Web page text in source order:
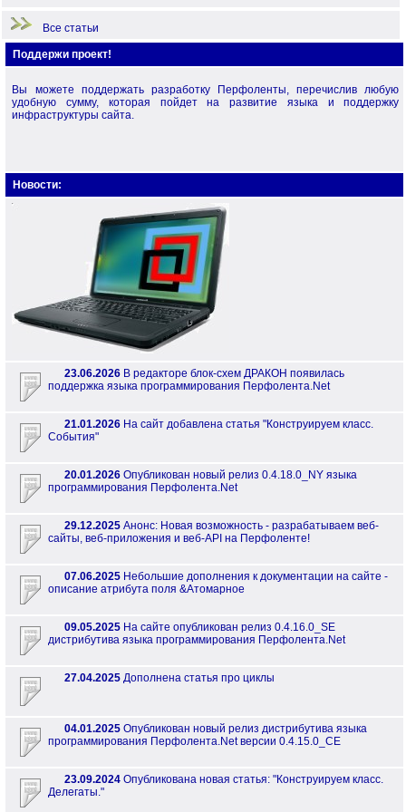
Все статьи
Поддержи проект!
Вы можете поддержать разработку Перфоленты, перечислив любую
удобную сумму, которая пойдет на развитие языка и поддержку
инфраструктуры сайта.
Новости:
23.06.2026 В редакторе блок-схем ДРАКОН появилась
поддержка языка программирования Перфолента.Net
21.01.2026 На сайт добавлена статья "Конструируем класс.
События"
20.01.2026 Опубликован новый релиз 0.4.18.0_NY языка
программирования Перфолента.Net
29.12.2025 Анонс: Новая возможность - разрабатываем веб-
сайты, веб-приложения и веб-API на Перфоленте!
07.06.2025 Небольшие дополнения к документации на сайте -
описание атрибута поля &Атомарное
09.05.2025 На сайте опубликован релиз 0.4.16.0_SE
дистрибутива языка программирования Перфолента.Net
27.04.2025 Дополнена статья про циклы
04.01.2025 Опубликован новый релиз дистрибутива языка
программирования Перфолента.Net версии 0.4.15.0_CE
23.09.2024 Опубликована новая статья: "Конструируем класс.
Делегаты."